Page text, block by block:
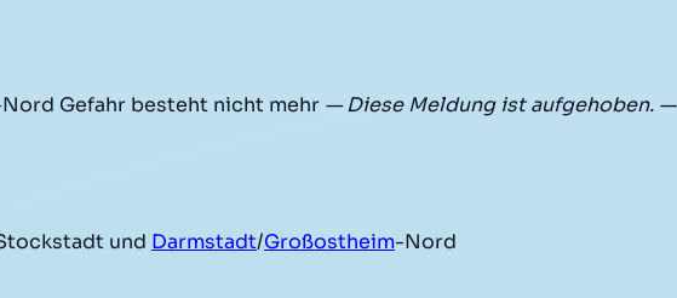
Gefahr besteht nicht mehr — Diese Meldung ist aufgehoben. —
und Darmstadt/Großostheim-Nord